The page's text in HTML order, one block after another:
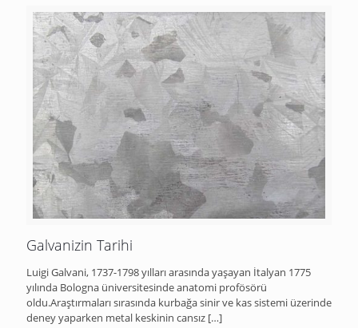
Galvanizin Tarihi
Luigi Galvani, 1737-1798 yılları arasında yaşayan İtalyan 1775
yılında Bologna üniversitesinde anatomi profösörü
oldu.Araştırmaları sırasında kurbağa sinir ve kas sistemi üzerinde
deney yaparken metal keskinin cansız […]